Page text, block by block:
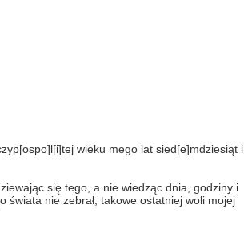
wieku mego lat sied[e]mdziesiąt i
się tego, a nie wiedząc dnia, godziny i
świata nie zebrał, takowe ostatniej woli mojej